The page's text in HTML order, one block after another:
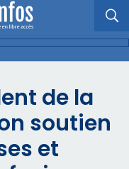
de la
soutien
et